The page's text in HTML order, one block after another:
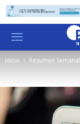
Inicio Resumen Semanal